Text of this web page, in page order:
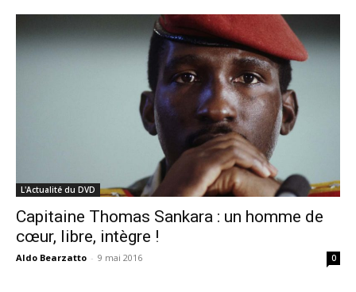
L'Actualité du DVD
Capitaine Thomas Sankara : un homme de
cœur, libre, intègre !
Aldo Bearzatto - 9 mai 2016 0